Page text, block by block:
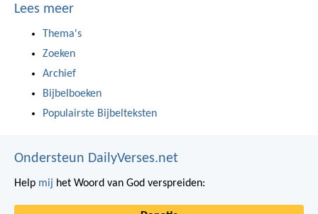
Lees meer
Thema's
Zoeken
Archief
Bijbelboeken
Populairste Bijbelteksten
Ondersteun DailyVerses.net
Help mij het Woord van God verspreiden: